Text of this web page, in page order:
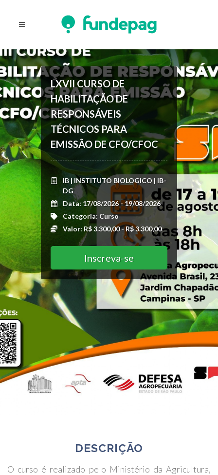
LXVII CURSO DE
HABILITAÇÃO DE
RESPONSÁVEIS
TÉCNICOS PARA
EMISSÃO DE CFO/CFOC
IB | INSTITUTO BIOLOGICO | IB-
DG
Data: 17/08/2026 - 19/08/2026
Categoria: Curso
Valor: R$ 3.300,00 - R$ 3.300,00
Inscreva-se
DESCRIÇÃO
O curso é realizado pelo Ministério da Agricultura,